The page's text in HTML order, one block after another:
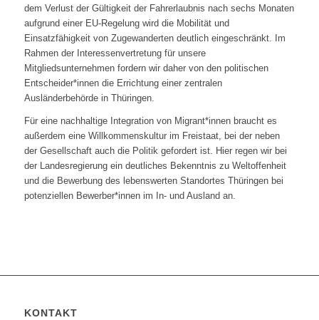
dem Verlust der Gültigkeit der Fahrerlaubnis nach sechs Monaten
aufgrund einer EU-Regelung wird die Mobilität und
Einsatzfähigkeit von Zugewanderten deutlich eingeschränkt. Im
Rahmen der Interessenvertretung für unsere
Mitgliedsunternehmen fordern wir daher von den politischen
Entscheider*innen die Errichtung einer zentralen
Ausländerbehörde in Thüringen.
Für eine nachhaltige Integration von Migrant*innen braucht es
außerdem eine Willkommenskultur im Freistaat, bei der neben
der Gesellschaft auch die Politik gefordert ist. Hier regen wir bei
der Landesregierung ein deutliches Bekenntnis zu Weltoffenheit
und die Bewerbung des lebenswerten Standortes Thüringen bei
potenziellen Bewerber*innen im In- und Ausland an.
KONTAKT